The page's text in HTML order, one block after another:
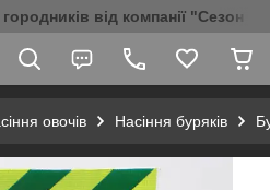
від компанії "Сезон
овочів Насіння буряків